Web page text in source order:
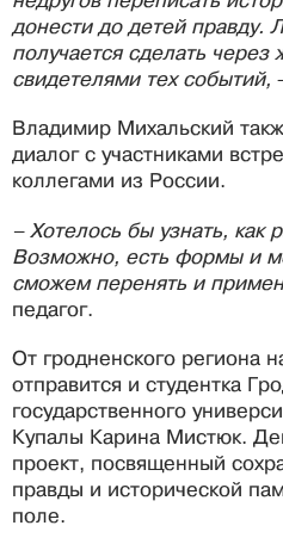
донести до детей правду.
получается сделать
свидетелями тех событий,
Владимир Михальский
диалог с участниками
коллегами из России.
– Хотелось бы узнать, как
Возможно, есть формы и
сможем перенять и
педагог.
От гродненского
отправится и студентка
государственного
Купалы Карина Мистюк.
проект, посвященный
правды и исторической
поле.